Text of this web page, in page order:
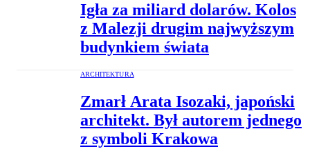
Igła za miliard dolarów. Kolos
z Malezji drugim najwyższym
budynkiem świata
ARCHITEKTURA
Zmarł Arata Isozaki, japoński
architekt. Był autorem jednego
z symboli Krakowa